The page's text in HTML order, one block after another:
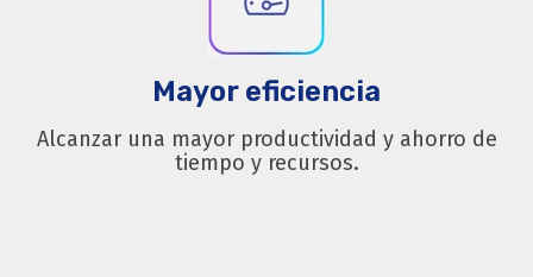
Mayor eficiencia
Alcanzar una mayor productividad y ahorro de
tiempo y recursos.